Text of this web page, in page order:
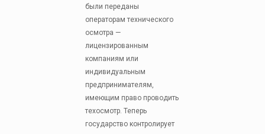
были переданы
операторам технического
осмотра —
лицензированным
компаниям или
индивидуальным
предпринимателям,
имеющим право проводить
техосмотр. Теперь
государство контролирует